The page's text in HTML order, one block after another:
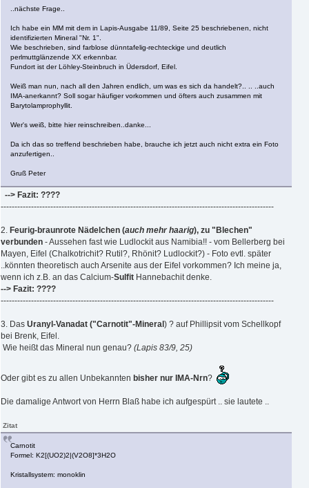
..nächste Frage..
Ich habe ein MM mit dem in Lapis-Ausgabe 11/89, Seite 25 beschriebenen, nicht
identifizierten Mineral "Nr. 1".
Wie beschrieben, sind farblose dünntafelig-rechteckige und deutlich
perlmuttglänzende XX erkennbar.
Fundort ist der Löhley-Steinbruch in Üdersdorf, Eifel.
Weiß man nun, nach all den Jahren endlich, um was es sich da handelt?.. .. ..auch
IMA-anerkannt? Soll sogar häufiger vorkommen und öfters auch zusammen mit
Barytolamprophyllit.
Wer's weiß, bitte hier reinschreiben..danke...
Da ich das so treffend beschrieben habe, brauche ich jetzt auch nicht extra ein Foto
anzufertigen..
Gruß Peter
--> Fazit: ????
---------------------------------------------------------------------------------------------------
2. Feurig-braunrote Nädelchen (auch mehr haarig), zu "Blechen"
verbunden - Aussehen fast wie Ludlockit aus Namibia!! - vom Bellerberg bei
Mayen, Eifel (Chalkotrichit? Rutil?, Rhönit? Ludlockit?) - Foto evtl. später
..könnten theoretisch auch Arsenite aus der Eifel vorkommen? Ich meine ja,
wenn ich z.B. an das Calcium-Sulfit Hannebachit denke.
--> Fazit: ????
---------------------------------------------------------------------------------------------------
3. Das Uranyl-Vanadat ("Carnotit"-Mineral ) ? auf Phillipsit vom Schellkopf
bei Brenk, Eifel.
Wie heißt das Mineral nun genau? (Lapis 83/9, 25)
Oder gibt es zu allen Unbekannten bisher nur IMA-Nrn?
Die damalige Antwort von Herrn Blaß habe ich aufgespürt .. sie lautete ..
Zitat
Carnotit
Formel: K2[(UO2)2|(V2O8]*3H2O
Kristallsystem: monoklin